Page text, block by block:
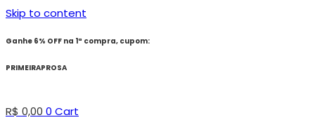
Skip to content
Ganhe 6% OFF na 1ª compra, cupom:
PRIMEIRAPROSA
R$ 0,00 0 Cart